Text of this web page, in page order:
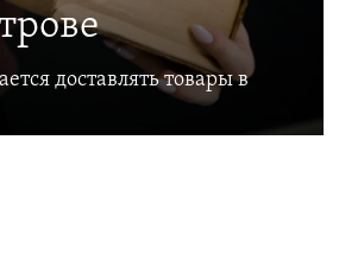
доставлять товары в